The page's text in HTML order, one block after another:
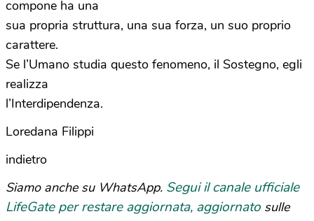
compone ha una
sua propria struttura, una sua forza, un suo proprio
carattere.
Se l’Umano studia questo fenomeno, il Sostegno, egli
realizza
l’Interdipendenza.
Loredana Filippi
indietro
Siamo anche su WhatsApp. Segui il canale ufficiale
LifeGate per restare aggiornata, aggiornato sulle